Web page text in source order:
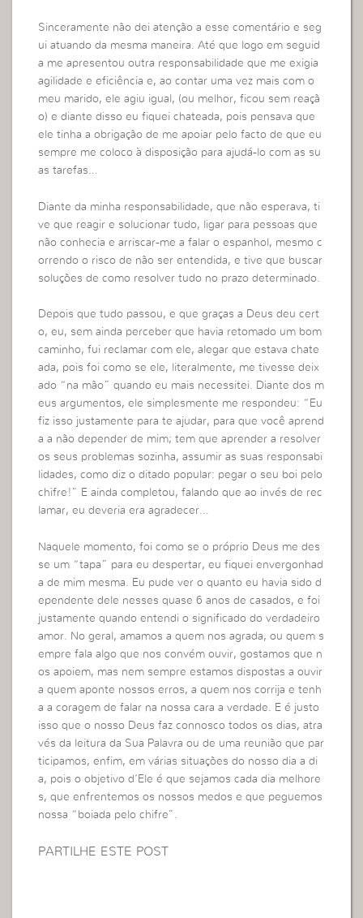
Sinceramente não dei atenção a esse comentário e seg
ui atuando da mesma maneira. Até que logo em seguid
a me apresentou outra responsabilidade que me exigia
agilidade e eficiência e, ao contar uma vez mais com o
meu marido, ele agiu igual, (ou melhor, ficou sem reaçã
o) e diante disso eu fiquei chateada, pois pensava que
ele tinha a obrigação de me apoiar pelo facto de que eu
sempre me coloco à disposição para ajudá-lo com as su
as tarefas…
Diante da minha responsabilidade, que não esperava, ti
ve que reagir e solucionar tudo, ligar para pessoas que
não conhecia e arriscar-me a falar o espanhol, mesmo c
orrendo o risco de não ser entendida, e tive que buscar
soluções de como resolver tudo no prazo determinado.
Depois que tudo passou, e que graças a Deus deu cert
o, eu, sem ainda perceber que havia retomado um bom
caminho, fui reclamar com ele, alegar que estava chate
ada, pois foi como se ele, literalmente, me tivesse deix
ado “na mão” quando eu mais necessitei. Diante dos m
eus argumentos, ele simplesmente me respondeu: “Eu
fiz isso justamente para te ajudar, para que você aprend
a a não depender de mim; tem que aprender a resolver
os seus problemas sozinha, assumir as suas responsabi
lidades, como diz o ditado popular: pegar o seu boi pelo
chifre!” E ainda completou, falando que ao invés de rec
lamar, eu deveria era agradecer…
Naquele momento, foi como se o próprio Deus me des
se um “tapa” para eu despertar, eu fiquei envergonhad
a de mim mesma. Eu pude ver o quanto eu havia sido d
ependente dele nesses quase 6 anos de casados, e foi
justamente quando entendi o significado do verdadeiro
amor. No geral, amamos a quem nos agrada, ou quem s
empre fala algo que nos convém ouvir, gostamos que n
os apoiem, mas nem sempre estamos dispostas a ouvir
a quem aponte nossos erros, a quem nos corrija e tenh
a a coragem de falar na nossa cara a verdade. E é justo
isso que o nosso Deus faz connosco todos os dias, atra
vés da leitura da Sua Palavra ou de uma reunião que par
ticipamos, enfim, em várias situações do nosso dia a di
a, pois o objetivo d’Ele é que sejamos cada dia melhore
s, que enfrentemos os nossos medos e que peguemos
nossa “boiada pelo chifre”.
PARTILHE ESTE POST